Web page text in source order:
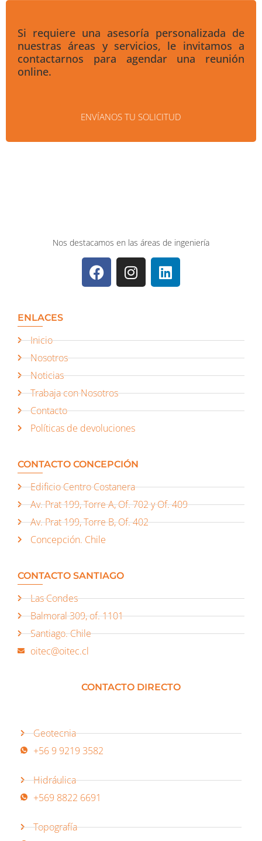
Si requiere una asesoría personalizada de
nuestras áreas y servicios, le invitamos a
contactarnos para agendar una reunión
online.
ENVÍANOS TU SOLICITUD
Nos destacamos en las áreas de ingeniería
ENLACES
Inicio
Nosotros
Noticias
Trabaja con Nosotros
Contacto
Políticas de devoluciones
CONTACTO CONCEPCIÓN
Edificio Centro Costanera
Av. Prat 199, Torre A, Of. 702 y Of. 409
Av. Prat 199, Torre B, Of. 402
Concepción. Chile
CONTACTO SANTIAGO
Las Condes
Balmoral 309, of. 1101
Santiago. Chile
oitec@oitec.cl
CONTACTO DIRECTO
Geotecnia
+56 9 9219 3582
Hidráulica
+569 8822 6691
Topografía